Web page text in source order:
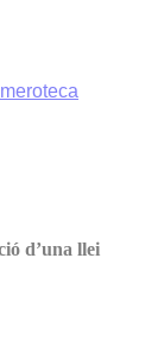
d’una llei